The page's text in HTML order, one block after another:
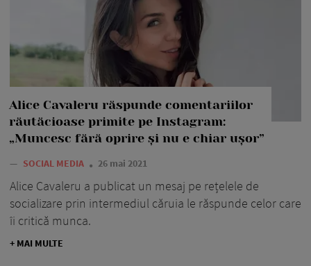
Alice Cavaleru răspunde comentariilor
răutăcioase primite pe Instagram:
„Muncesc fără oprire și nu e chiar ușor”
— SOCIAL MEDIA 26 mai 2021
Alice Cavaleru a publicat un mesaj pe rețelele de
socializare prin intermediul căruia le răspunde celor care
îi critică munca.
+ MAI MULTE